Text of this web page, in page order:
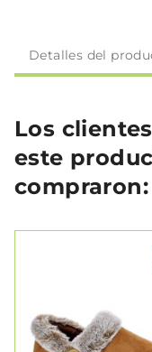
Detalles del
Los
este
compraron: